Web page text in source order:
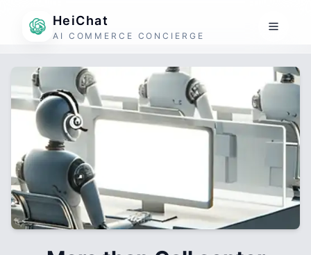
HeiChat
AI COMMERCE CONCIERGE